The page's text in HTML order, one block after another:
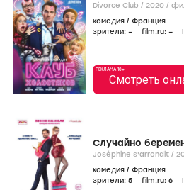
Divorce Club / 2020 /
комедия / Франция
зрители: – film.ru: –
РЕКЛАМА 18+
Смотреть
Случайно
Joséphine s'arrondit /
комедия / Франция
зрители: 5 film.ru: 6